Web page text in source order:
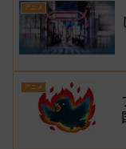
アニメ
アニメ